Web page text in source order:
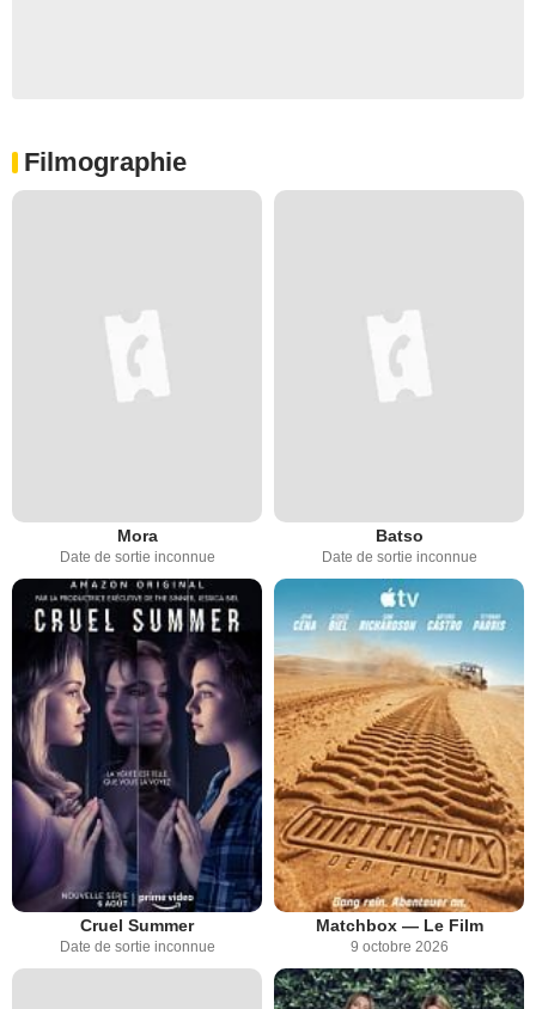
Filmographie
Mora
Date de sortie inconnue
Batso
Date de sortie inconnue
Cruel Summer
Date de sortie inconnue
Matchbox — Le Film
9 octobre 2026